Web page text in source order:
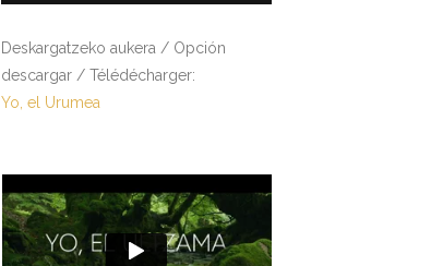
Deskargatzeko aukera / Opción
descargar / Télédécharger:
Yo, el Urumea